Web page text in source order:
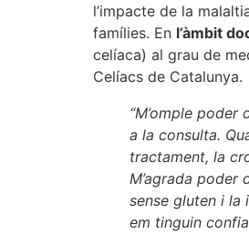
l’impacte de la
famílies. En l’àmbit
celíaca) al grau de
Celíacs de Catalunya.
“M’omple
a la consulta.
tractament, la
M’agrada poder
sense gluten i la
em tinguin